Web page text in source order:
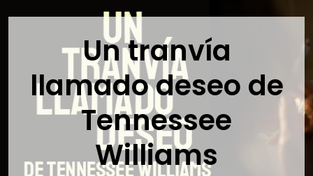
Un tranvía
llamado deseo de
Tennessee
Williams